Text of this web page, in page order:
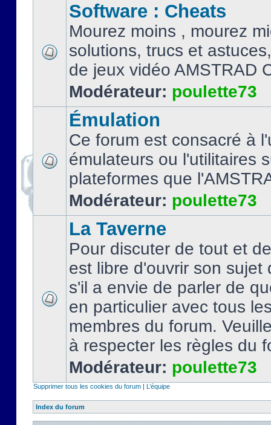
Software : Cheats
Mourez moins , mourez
solutions, trucs et
de jeux vidéo AMSTRAD
Modérateur: poulette73
Émulation
Ce forum est consacré à
émulateurs ou l'utilitaires
plateformes que
Modérateur: poulette73
La Taverne
Pour discuter de tout et
est libre d'ouvrir son sujet
s'il a envie de parler de
en particulier avec tous
membres du forum.
à respecter les règles du
Modérateur: poulette73
Supprimer tous les cookies du forum | L’équipe
Index du forum